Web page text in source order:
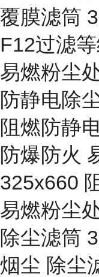
覆膜滤筒
F12过滤
易燃粉尘
防静电除
阻燃防静
防爆防火
325x660
易燃粉尘
除尘滤筒
烟尘 除尘